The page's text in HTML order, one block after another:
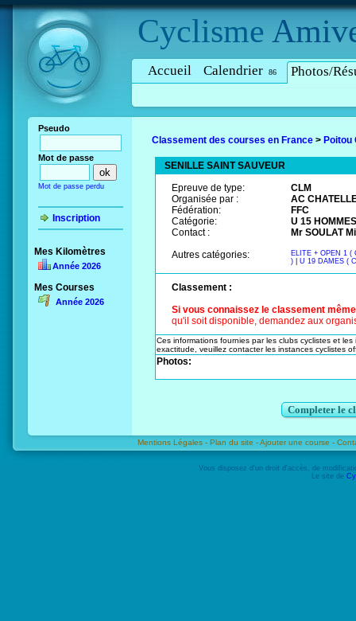
Cyclisme
Accueil Calendrier 86 Photos/
Pseudo
Mot de passe
Mot de passe perdu
Inscription
Mes Kilomètres
Année 2026
Mes Courses
Année 2026
Classement des courses en France > Poitou
SENILLE SAINT SAUVEUR
Epreuve de type:
CLM
Organisée par :
AC
Fédération:
FFC
Catégorie:
U 15
Contact :
Mr SOULAT
Autres catégories:
ELITE + OPEN 1 (
)
U 19 DAMES (
Classement :
Si vous connaissez le classement
qu'il soit disponible, demandez aux
Ces informations fournies par les clubs cyclistes et
exactitude, veuillez contacter les instances cyclistes
Photos:
Completer le
Mentions Légales - Plan du site -Ajouter une course -
Vous disposez d'un droit d'accès, de
Le site de